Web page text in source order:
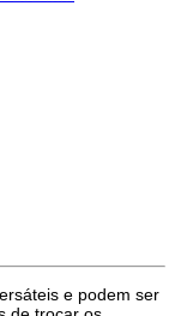
e podem ser